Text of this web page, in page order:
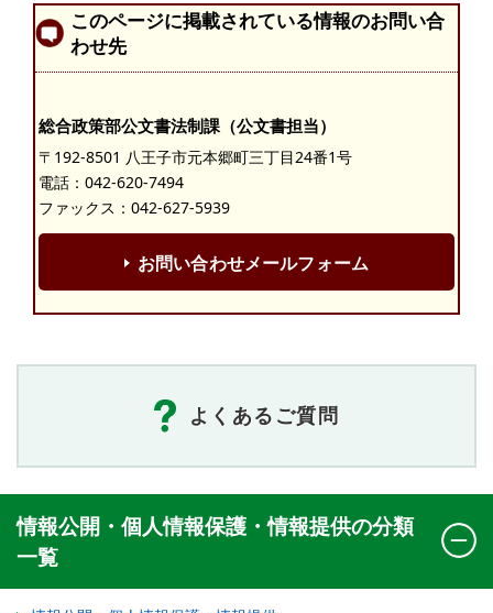
このページに掲載されている情報のお問い合
わせ先
総合政策部公文書法制課（公文書担当）
〒192-8501 八王子市元本郷町三丁目24番1号
電話： 042-620-7494
ファックス：042-627-5939
お問い合わせメールフォーム
よくあるご質問
情報公開・個人情報保護・情報提供の分類
一覧